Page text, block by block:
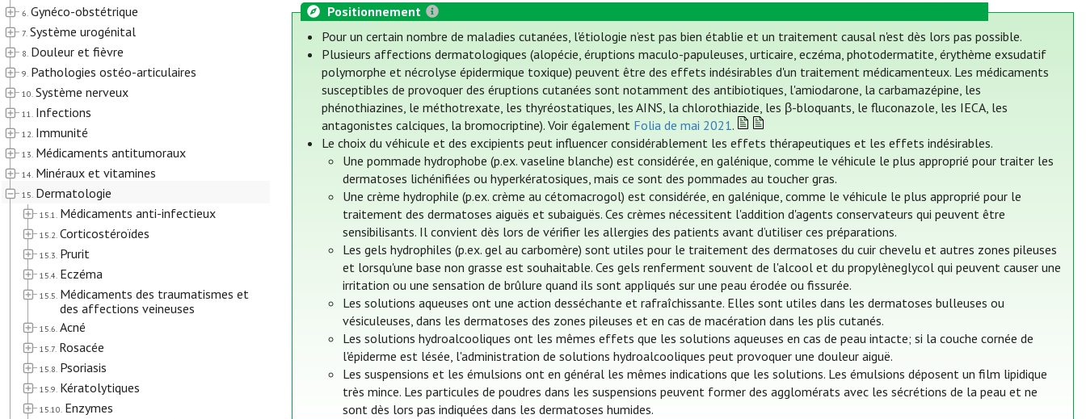
6. Gynéco-obstétrique
7. Système urogénital
8. Douleur et fièvre
9. Pathologies ostéo-articulaires
10. Système nerveux
11. Infections
12. Immunité
13. Médicaments antitumoraux
14. Minéraux et vitamines
15. Dermatologie
15.1. Médicaments anti-infectieux
15.2. Corticostéroïdes
15.3. Prurit
15.4. Eczéma
15.5. Médicaments des traumatismes et
des affections veineuses
15.6. Acné
15.7. Rosacée
15.8. Psoriasis
15.9. Kératolytiques
15.10. Enzymes
Positionnement
Pour un certain nombre de maladies cutanées, l'étiologie n’est pas bien établie et un traitement causal n'est dès lors pas possible.
Plusieurs affections dermatologiques (alopécie, éruptions maculo-papuleuses, urticaire, eczéma, photodermatite, érythème exsudatif
polymorphe et nécrolyse épidermique toxique) peuvent être des effets indésirables d'un traitement médicamenteux. Les médicaments
susceptibles de provoquer des éruptions cutanées sont notamment des antibiotiques, l'amiodarone, la carbamazépine, les
phénothiazines, le méthotrexate, les thyréostatiques, les AINS, la chlorothiazide, les β-bloquants, le fluconazole, les IECA, les
antagonistes calciques, la bromocriptine). Voir également Folia de mai 2021.
Le choix du véhicule et des excipients peut influencer considérablement les effets thérapeutiques et les effets indésirables.
Une pommade hydrophobe (p.ex. vaseline blanche) est considérée, en galénique, comme le véhicule le plus approprié pour traiter les
dermatoses lichénifiées ou hyperkératosiques, mais ce sont des pommades au toucher gras.
Une crème hydrophile (p.ex. crème au cétomacrogol) est considérée, en galénique, comme le véhicule le plus approprié pour le
traitement des dermatoses aiguës et subaiguës. Ces crèmes nécessitent l'addition d'agents conservateurs qui peuvent être
sensibilisants. Il convient dès lors de vérifier les allergies des patients avant d’utiliser ces préparations.
Les gels hydrophiles (p.ex. gel au carbomère) sont utiles pour le traitement des dermatoses du cuir chevelu et autres zones pileuses
et lorsqu'une base non grasse est souhaitable. Ces gels renferment souvent de l'alcool et du propylèneglycol qui peuvent causer une
irritation ou une sensation de brûlure quand ils sont appliqués sur une peau érodée ou fissurée.
Les solutions aqueuses ont une action desséchante et rafraîchissante. Elles sont utiles dans les dermatoses bulleuses ou
vésiculeuses, dans les dermatoses des zones pileuses et en cas de macération dans les plis cutanés.
Les solutions hydroalcooliques ont les mêmes effets que les solutions aqueuses en cas de peau intacte; si la couche cornée de
l'épiderme est lésée, l'administration de solutions hydroalcooliques peut provoquer une douleur aiguë.
Les suspensions et les émulsions ont en général les mêmes indications que les solutions. Les émulsions déposent un film lipidique
très mince. Les particules de poudres dans les suspensions peuvent former des agglomérats avec les sécrétions de la peau et ne
sont dès lors pas indiquées dans les dermatoses humides.